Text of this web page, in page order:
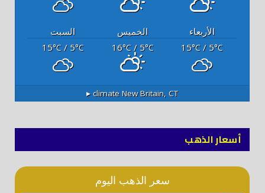
الأربعاء الخميس
السبت
15°C / 5°C
16°C/ 5°C
15°C/ 5°C
New Britain, CT
أسعار الذهب